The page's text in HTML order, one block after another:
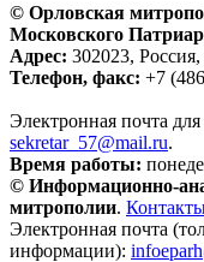
© Орловская
Московского
Адрес: 302023,
Телефон, факс: +7
Электронная почта
sekretar_57@mail.ru.
Время работы:
© Информационно-
митрополии.
Электронная почта
информации):